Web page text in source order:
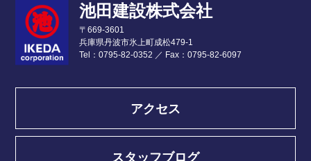
池田建設株式会社
〒669-3601
兵庫県丹波市氷上町成松479-1
Tel：0795-82-0352 ／ Fax：0795-82-6097
アクセス
スタッフブログ